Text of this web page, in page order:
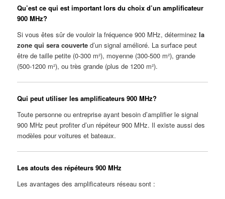
Qu’est ce qui est important lors du choix d’un amplificateur
900 MHz?
Si vous êtes sûr de vouloir la fréquence 900 MHz, déterminezla
zone qui sera couverte d’un signal amélioré. La surface peut
être de taille petite (0-300 m²), moyenne (300-500 m²), grande
(500-1200 m²), ou très grande (plus de 1200 m²).
Qui peut utiliser les amplificateurs 900 MHz?
Toute personne ou entreprise ayant besoin d’amplifier le signal
900 MHz peut profiter d’un répéteur 900 MHz. Il existe aussi des
modèles pour voitures et bateaux.
Les atouts des répéteurs 900 MHz
Les avantages des amplificateurs réseau sont :